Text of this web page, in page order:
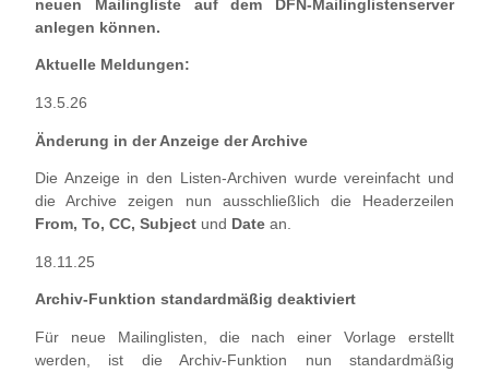
neuen Mailingliste auf dem DFN-Mailinglistenserver
anlegen können.
Aktuelle Meldungen:
13.5.26
Änderung in der Anzeige der Archive
Die Anzeige in den Listen-Archiven wurde vereinfacht und
die Archive zeigen nun ausschließlich die Headerzeilen
From, To, CC, Subject und Date an.
18.11.25
Archiv-Funktion standardmäßig deaktiviert
Für neue Mailinglisten, die nach einer Vorlage erstellt
werden, ist die Archiv-Funktion nun standardmäßig